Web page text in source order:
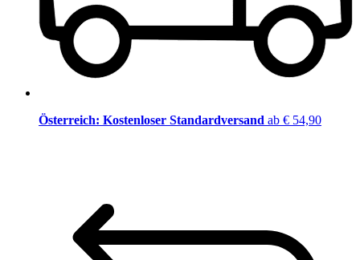
Österreich: Kostenloser Standardversand ab € 54,90